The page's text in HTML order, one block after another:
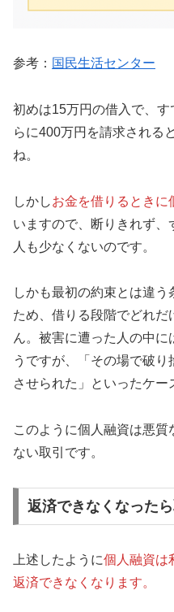
参考： 国民生活センター
初めは15万円の借入で、
らに400万円を請求される
ね。
しかしお金を借りるときに
いますので、断りきれず、
人も少なくないのです。
しかも最初の約束とは違う
ため、借りる段階でどれ
ん。被害に遭った人の中に
うですが、「その場で破
させられた」といったケー
このように個人融資は悪
ない取引です。
返済できなくなった
上述したように個人融資は
返済できなくなります。